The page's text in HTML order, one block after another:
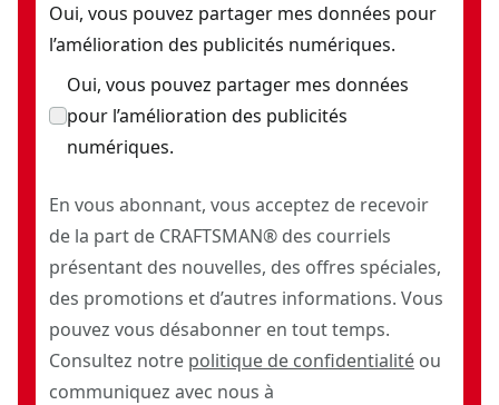
Oui, vous pouvez partager mes données pour
l’amélioration des publicités numériques.
Oui, vous pouvez partager mes données
pour l’amélioration des publicités
numériques.
En vous abonnant, vous acceptez de recevoir
de la part de CRAFTSMAN® des courriels
présentant des nouvelles, des offres spéciales,
des promotions et d’autres informations. Vous
pouvez vous désabonner en tout temps.
Consultez notre politique de confidentialité ou
communiquez avec nous à